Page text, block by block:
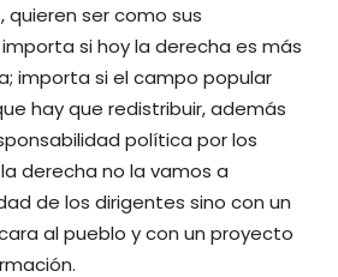
ser como sus
si hoy la derecha es más
importa si el campo popular
hay que redistribuir, además
política por los
derecha no la vamos a
de los dirigentes sino con un
al pueblo y con un proyecto